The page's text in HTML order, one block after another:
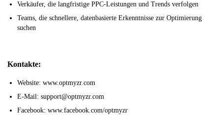
Verkäufer, die langfristige PPC-Leistungen und Trends verfolgen
Teams, die schnellere, datenbasierte Erkenntnisse zur Optimierung
suchen
Kontakte:
Website: www.optmyzr.com
E-Mail: support@optmyzr.com
Facebook: www.facebook.com/optmyzr